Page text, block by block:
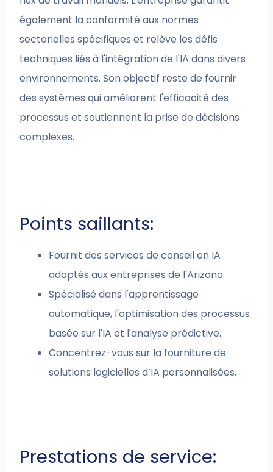
également la conformité aux normes
sectorielles spécifiques et relève les défis
techniques liés à l'intégration de l'IA dans divers
environnements. Son objectif reste de fournir
des systèmes qui améliorent l'efficacité des
processus et soutiennent la prise de décisions
complexes.
Points saillants:
Fournit des services de conseil en IA
adaptés aux entreprises de l'Arizona.
Spécialisé dans l'apprentissage
automatique, l'optimisation des processus
basée sur l'IA et l'analyse prédictive.
Concentrez-vous sur la fourniture de
solutions logicielles d’IA personnalisées.
Prestations de service: